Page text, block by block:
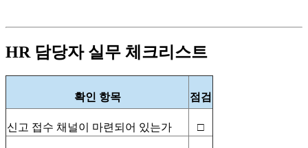
HR 담당자 실무 체크리스트
확인 항목 점검
신고 접수 채널이 마련되어 있는가 □